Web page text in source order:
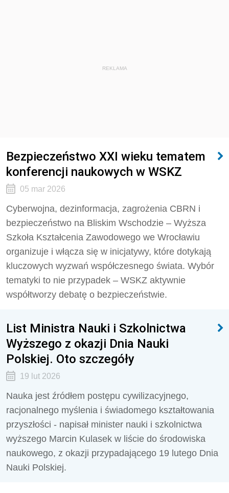
REKLAMA
Bezpieczeństwo XXI wieku tematem
konferencji naukowych w WSKZ
05 mar 2026
Cyberwojna, dezinformacja, zagrożenia CBRN i
bezpieczeństwo na Bliskim Wschodzie – Wyższa
Szkoła Kształcenia Zawodowego we Wrocławiu
organizuje i włącza się w inicjatywy, które dotykają
kluczowych wyzwań współczesnego świata. Wybór
tematyki to nie przypadek – WSKZ aktywnie
współtworzy debatę o bezpieczeństwie.
List Ministra Nauki i Szkolnictwa
Wyższego z okazji Dnia Nauki
Polskiej. Oto szczegóły
19 lut 2026
Nauka jest źródłem postępu cywilizacyjnego,
racjonalnego myślenia i świadomego kształtowania
przyszłości - napisał minister nauki i szkolnictwa
wyższego Marcin Kulasek w liście do środowiska
naukowego, z okazji przypadającego 19 lutego Dnia
Nauki Polskiej.